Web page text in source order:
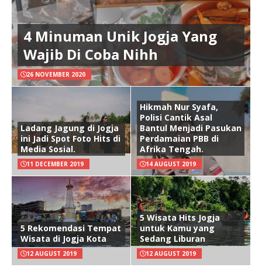
4 Minuman Unik Jogja Yang
Wajib Di Coba Nihh
26 NOVEMBER 2020
Ladang Jagung di Jogja
ini Jadi Spot Foto Hits di
Media Sosial.
11 DECEMBER 2019
Hikmah Nur Syafa,
Polisi Cantik Asal
Bantul Menjadi Pasukan
Perdamaian PBB di
Afrika Tengah.
14 AUGUST 2019
5 Rekomendasi Tempat
Wisata di Jogja Kota
12 AUGUST 2019
5 Wisata Hits Jogja
untuk Kamu yang
Sedang Liburan
12 AUGUST 2019